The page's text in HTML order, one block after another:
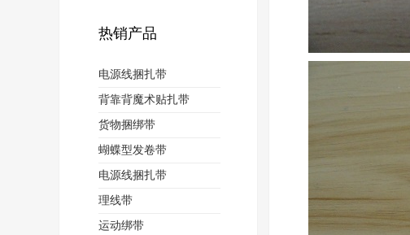
热销产品
电源线捆扎带
背靠背魔术贴扎带
货物捆绑带
蝴蝶型发卷带
电源线捆扎带
理线带
运动绑带